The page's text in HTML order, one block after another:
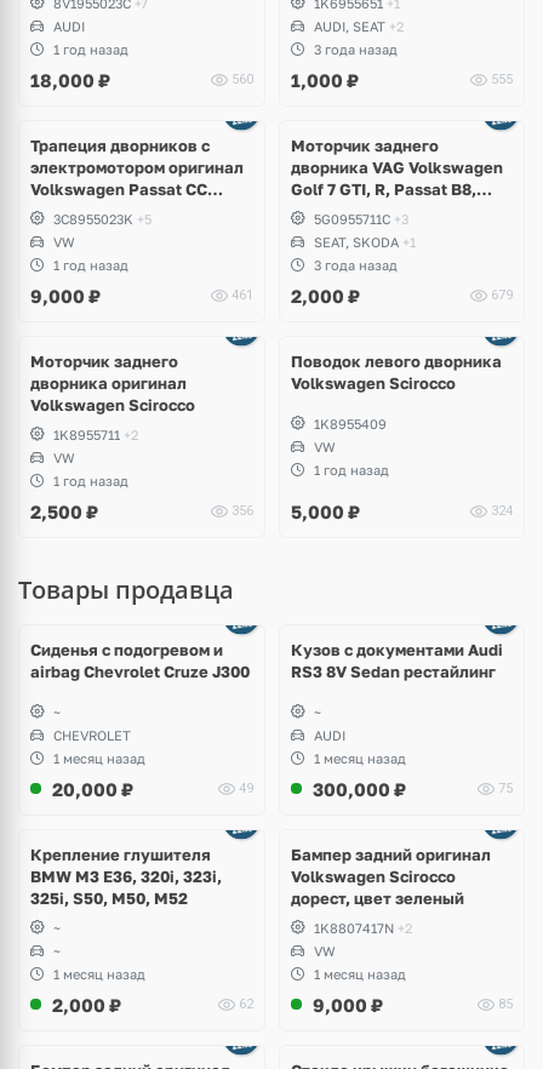
AUDI
1 год назад
18,000 ₽ 560
Jetta, Passat, Caddy,
Tiguan, Skoda Octavia,
Fabia, Kodiaq, Superb, Yeti,
Seat Leon, Altea, Bentley
AUDI, SEAT +2
3 года назад
1,000 ₽ 555
Трапеция дворников с
электромотором оригинал
Volkswagen Passat CC
рестайлинг
3C8955023K +5
VW
1 год назад
9,000 ₽ 461
Моторчик заднего
дворника VAG Volkswagen
Golf 7 GTI, R, Passat B8,
Tiguan, Teramont, Touareg
3, Skoda Octavia, Fabia,
Seat Ateca, Ibiza
5G0955711C +3
SEAT, SKODA +1
3 года назад
2,000 ₽ 679
Моторчик заднего
дворника оригинал
Volkswagen Scirocco
1K8955711 +2
VW
1 год назад
2,500 ₽ 356
Поводок левого дворника
Volkswagen Scirocco
1K8955409
VW
1 год назад
5,000 ₽ 324
Товары продавца
Сиденья с подогревом и
airbag Chevrolet Cruze J300
~
CHEVROLET
1 месяц назад
20,000 ₽ 49
Кузов с документами Audi
RS3 8V Sedan рестайлинг
~
AUDI
1 месяц назад
300,000 ₽ 75
Крепление глушителя
BMW M3 E36, 320i, 323i,
325i, S50, M50, M52
~
~
1 месяц назад
2,000 ₽ 62
Бампер задний оригинал
Volkswagen Scirocco
дорест, цвет зеленый
1K8807417N +2
VW
1 месяц назад
9,000 ₽ 85